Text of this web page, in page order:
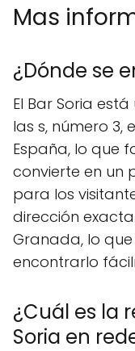
Mas
¿Dónde se
El Bar Soria
las s, número
España, lo que
convierte en un
para los
dirección exacta
Granada, lo
encontrarlo
¿Cuál es la
Soria en